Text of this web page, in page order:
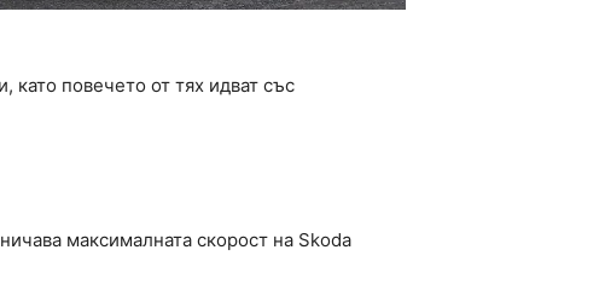
като повечето от тях идват със
максималната скорост на Skoda